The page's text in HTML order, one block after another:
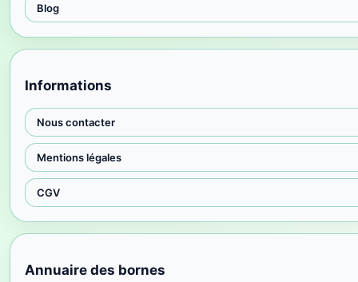
Blog
Informations
Nous contacter
Mentions légales
CGV
Annuaire des bornes